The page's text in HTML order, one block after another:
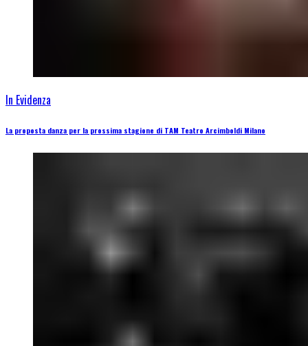
In Evidenza
La proposta danza per la prossima stagione di TAM Teatro Arcimboldi Milano